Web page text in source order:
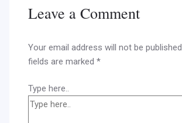
Leave a Comment
Your email address will not be published.
fields are marked*
Type here..